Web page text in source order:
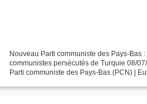
Nouveau Parti communiste des Pays-Bas
communistes persécutés de Turquie 08/
Parti communiste des Pays-Bas (PCN) |